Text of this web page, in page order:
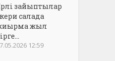
зайыптылар
салада
жыл
12:59